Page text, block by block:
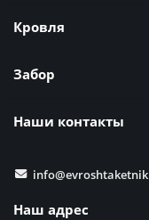
Кровля
Забор
Наши контакты
Наш адрес